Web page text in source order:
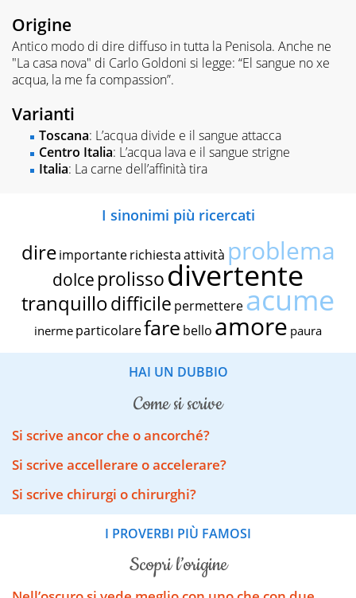
Origine
Antico modo di dire diffuso in tutta la Penisola. Anche ne
"La casa nova" di Carlo Goldoni si legge: “El sangue no xe
acqua, la me fa compassion”.
Varianti
Toscana: L’acqua divide e il sangue attacca
Centro Italia: L’acqua lava e il sangue strigne
Italia: La carne dell’affinità tira
I sinonimi più ricercati
dire importante richiestaattività problema
dolce prolissodivertente
tranquillodifficile permettereacume
inerme particolarefare bello amore paura
HAI UN DUBBIO
come si scrive
Si scrive ancor che o ancorché?
Si scrive accellerare o accelerare?
Si scrive chirurgi o chirurghi?
I PROVERBI PIÙ FAMOSI
scopri l’origine